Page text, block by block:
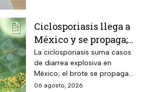
Ciclosporiasis llega a
México y se propaga;
activan protocolos
para revisar frutas y
verduras
La ciclosporiasis suma casos
de diarrea explosiva en
México; el brote se propaga
en el territorio nacional
06 agosto, 2026